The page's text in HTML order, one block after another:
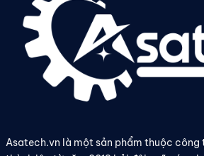
Asatech.vn là một sản phẩm thuộc công